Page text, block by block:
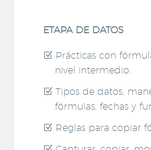
ETAPA DE DATOS
Prácticas con
nivel intermedio.
Tipos de datos,
fórmulas, fechas y
Reglas para copiar